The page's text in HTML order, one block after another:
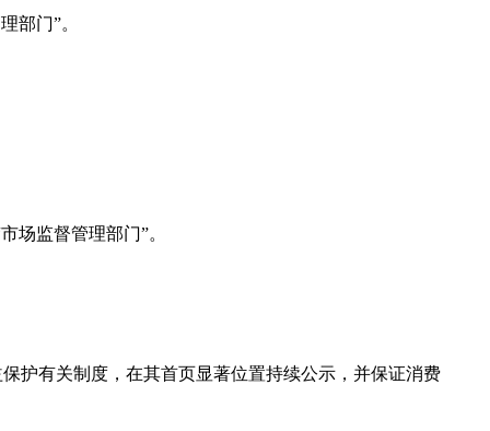
部门”。
场监督管理部门”。
护有关制度，在其首页显著位置持续公示，并保证消费